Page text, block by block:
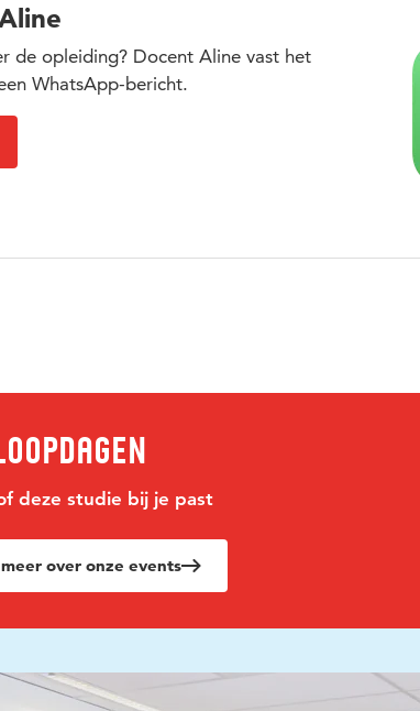
de opleiding? Docent Aline vast het
WhatsApp-bericht.
deze studie bij je past
meer over onze events